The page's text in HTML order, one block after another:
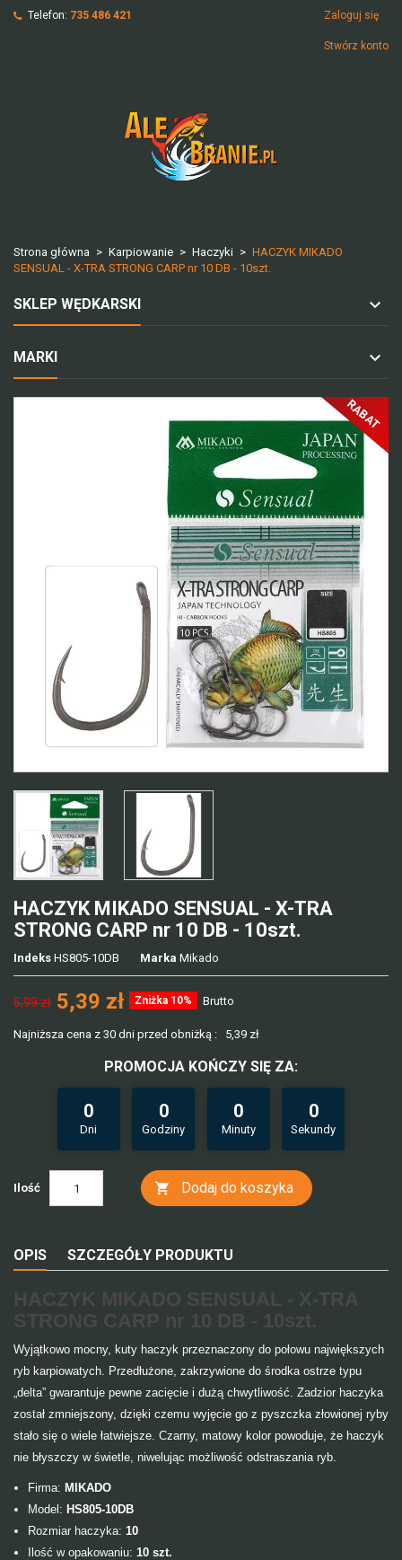
Telefon: 735 486 421 Zaloguj się
Stwórz konto
Strona główna Karpiowanie Haczyki
HACZYK MIKADO
SENSUAL - X-TRA STRONG CARP nr 10 DB - 10szt.
SKLEP WĘDKARSKI
MARKI
RABAT
HACZYK MIKADO SENSUAL - X-TRA
STRONG CARP nr 10 DB - 10szt.
Indeks HS805-10DB Marka Mikado
5,99 zł 5,39 zł Zniżka 10% Brutto
Najniższa cena z 30 dni przed obniżką : 5,39 zł
PROMOCJA KOŃCZY SIĘ ZA:
0
Dni
0
Godziny
0
Minuty
0
Sekundy
Ilość  Dodaj do koszyka
OPIS SZCZEGÓŁY PRODUKTU
HACZYK MIKADO SENSUAL - X-TRA
STRONG CARP nr 10 DB - 10szt.
Wyjątkowo mocny, kuty haczyk przeznaczony do połowu największych
ryb karpiowatych. Przedłużone, zakrzywione do środka ostrze typu
„delta” gwarantuje pewne zacięcie i dużą chwytliwość. Zadzior haczyka
został zmniejszony, dzięki czemu wyjęcie go z pyszczka złowionej ryby
stało się o wiele łatwiejsze. Czarny, matowy kolor powoduje, że haczyk
nie błyszczy w świetle, niwelując możliwość odstraszania ryb.
Firma: MIKADO
Model: HS805-10DB
Rozmiar haczyka: 10
Ilość w opakowaniu: 10 szt.